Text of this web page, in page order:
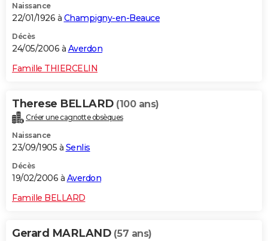
Naissance
22/01/1926 à Champigny-en-Beauce
Décès
24/05/2006 à Averdon
Famille THIERCELIN
Therese BELLARD (100 ans)
Créer une cagnotte obsèques
Naissance
23/09/1905 à Senlis
Décès
19/02/2006 à Averdon
Famille BELLARD
Gerard MARLAND (57 ans)